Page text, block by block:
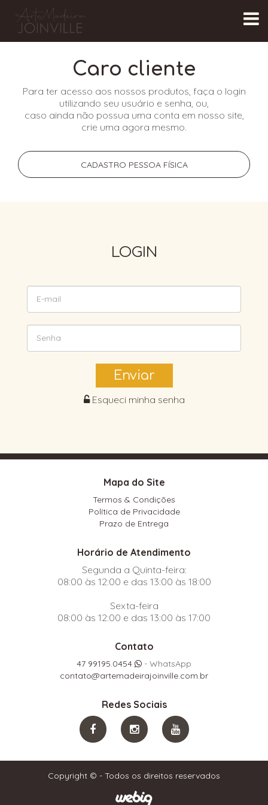
Caro cliente
Para ter acesso aos nossos produtos, faça o login
utilizando seu usuário e senha, ou,
caso ainda não possua uma conta em nosso site,
crie uma agora mesmo.
CADASTRO PESSOA FÍSICA
LOGIN
Enviar
Esqueci minha senha
Mapa do Site
Termos & Condições
Política de Privacidade
Prazo de Entrega
Horário de Atendimento
Segunda a Quinta-feira:
08:00 às 12:00 e das 13:00 às 18:00
Sexta-feira
08:00 às 12:00 e das 13:00 às 17:00
Contato
47 99195.0454
- WhatsApp
contato@artemadeirajoinville.com.br
Redes Sociais
Copyright © - Todos os direitos reservados